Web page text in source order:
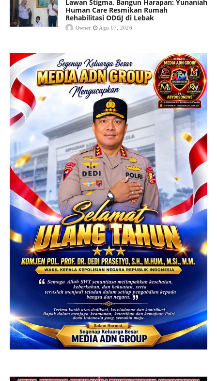
Lawan Stigma, Bangun Harapan: Yunaniah
Human Care Resmikan Rumah
Rehabilitasi ODGJ di Lebak
Owner Agu 07, 2026